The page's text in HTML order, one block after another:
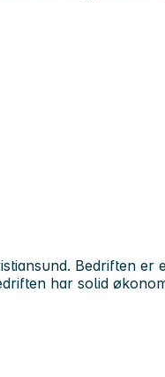
Bedriften er
har solid